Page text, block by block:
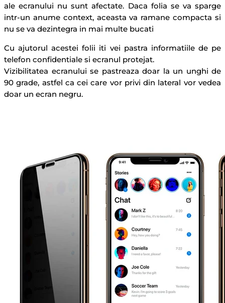
ale ecranului nu sunt afectate. Daca folia se va sparge
intr-un anume context, aceasta va ramane compacta si
nu se va dezintegra in mai multe bucati
Cu ajutorul acestei folii iti vei pastra informatiile de pe
telefon confidentiale si ecranul protejat.
Vizibilitatea ecranului se pastreaza doar la un unghi de
90 grade, astfel ca cei care vor privi din lateral vor vedea
doar un ecran negru.